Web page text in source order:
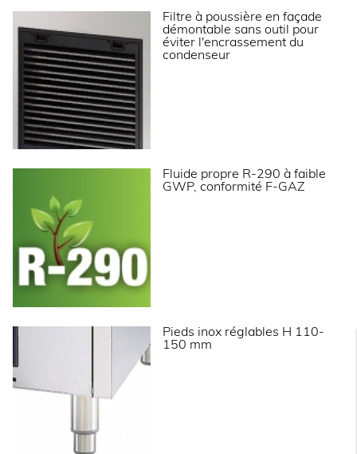
LOGISTIQUE
Dimensions emballage (LxPxH) (mm)
Poids brut (kg)
Informations complémentaires
Production de nuggets en continu.
Système à vis sans fin en inox poli.
Évaporateur en inox Aisi 304 avec isolation
polyuréthane.
Bloc motoréducteur très performant.
Roulement à bille en inox.
Carrosserie en acier inox Aisi 304 finition scotch
brite.
Réserve en ABS alimentaire avec angles arrondis
pour un nettoyage facilité.
Portillon isolé escamotable.
Interrupteur marche/arrêt avec voyant de
fonctionnement en façade.
Sonde pour arrêt automatique de la production
(réglable).
Condenseur refroidi par air (NB les condenseurs à
particulièrement chaude).
Filtre à poussière en façade
démontable sans outil pour
éviter l'encrassement du
condenseur
Fluide propre R-290 à faible
GWP, conformité F-GAZ
Pieds inox réglables H 110-
150 mm